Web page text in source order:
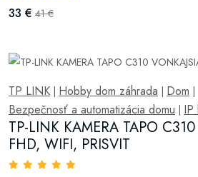
33 € 41 €
TP LINK Hobby dom záhrada Dom
Bezpečnosť a automatizácia domu IP
TP-LINK KAMERA TAPO
FHD, WIFI, PRISVIT